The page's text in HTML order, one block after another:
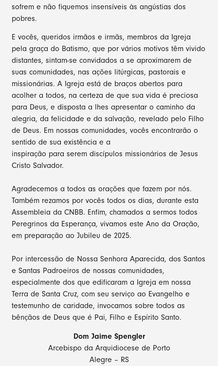
sofrem e não fiquemos insensíveis às angústias dos
pobres.
E vocês, queridos irmãos e irmãs, membros da Igreja
pela graça do Batismo, que por vários motivos têm vivido
distantes, sintam-se convidados a se aproximarem de
suas comunidades, nas ações litúrgicas, pastorais e
missionárias. A Igreja está de braços abertos para
acolher a todos, na certeza de que sua vida é preciosa
para Deus, e disposta a lhes apresentar o caminho da
alegria, da felicidade e da salvação, revelado pelo Filho
de Deus. Em nossas comunidades, vocês encontrarão o
sentido de sua existência e a
inspiração para serem discípulos missionários de Jesus
Cristo Salvador.
Agradecemos a todos as orações que fazem por nós.
Também rezamos por vocês todos os dias, durante esta
Assembleia da CNBB. Enfim, chamados a sermos todos
Peregrinos da Esperança, vivamos este Ano da Oração,
em preparação ao Jubileu de 2025.
Por intercessão de Nossa Senhora Aparecida, dos Santos
e Santas Padroeiros de nossas comunidades,
especialmente dos que edificaram a Igreja em nossa
Terra de Santa Cruz, com seu serviço ao Evangelho e
testemunho de caridade, invocamos sobre todos as
bênçãos de Deus que é Pai, Filho e Espírito Santo.
Dom Jaime Spengler
Arcebispo da Arquidiocese de Porto
Alegre – RS